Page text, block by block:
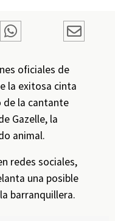
oficiales de
la exitosa cinta
de la cantante
Gazelle, la
animal.
redes sociales,
una posible
barranquillera.